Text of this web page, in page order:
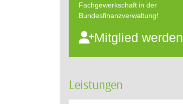
Fachgewerkschaft in der
Bundesfinanzverwaltung!
Mitglied werden
Leistungen